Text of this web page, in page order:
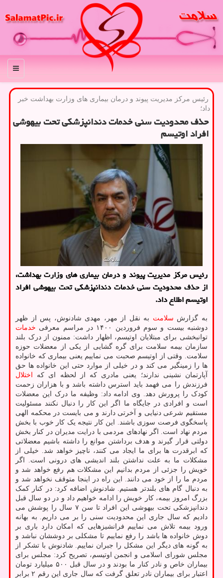
منو
رئیس مركز مدیریت پیوند و درمان بیماری های وزارت بهداشت خبر
داد؛
حذف محدودیت سنی خدمات دندانپزشكی تحت بیهوشی
افراد اوتیسم
رئیس مرکز مدیریت پیوند و درمان بیماری های وزارت بهداشت،
از حذف محدودیت سنی خدمات دندانپزشکی تحت بیهوشی افراد
اوتیسم اطلاع داد.
به گزارش سلامت به نقل از مهر، مهدی شادنوش، پس از ظهر
دوشنبه بیست و سوم فروردین ۱۴۰۰ در مراسم معرفی
خدمات
توانبخشی برای مبتلایان اوتیسم، اظهار داشت: ممنون از درک بلند
سازمان بیمه سلامت برای گره گشایی از یکی از معضلات حوزه
سلامت. وقتی از اوتیسم صحبت می نماییم یعنی بیماری که خانواده
ها را زمینگیر می کند و در خیلی از موارد حتی این خانواده ها حق
آپارتمان نشینی ندارند؛ یعنی مادری که از لحظه ای که اختلال
فرزندش را می فهمد باید استرس داشته باشد و با هزاران زحمت
کودک را پرورش دهد. وی ادامه داد: وظیفه ما درک این معضلات
است و افرادی در جایگاه ما اگر این کار را دنبال نکنند مسئولیت
مستقیم شرعی دنیایی و آخرتی دارند و می بایست در محکمه الهی
پاسخگوی فرصت سوزی باشند. این کار نتیجه یک کار خوب با بخش
مردم نهاد است. اگر نهادهای مردمی با درایت مدیران در کنار بخش
دولتی قرار گیرند و هدف برداشتن موانع را داشته باشیم معضلاتی
که ابرقدرت ها برای ما ایجاد می کنند، ناچیز خواهد شد. خیلی از
مشکلات ما به علت نداشتن بلند اندیشی های درونی است. اگر
خویش را جزئی از مردم بدانیم این مشکلات هم رفع خواهد شد و
مردم ما را از خود می دانند. این راه در اینجا متوقف نخواهد شد و
به دنبال گام های بلندتر هستیم. شادنوش اضافه کرد: در کنار کمک
بزرگ امروز بیمه، کار خویش را ادامه خواهیم داد و در دو سال قبل
دندانپزشکی تحت بیهوشی این افراد تا سن ۷ سال را پوشش می
دادیم که سال جاری این محدودیت سنی را بر می داریم. به بهانه
ورود بیمه تلاش می نماییم فرانشیزهایی که امکان دارد باری بر
دوش خانواده ها باشد را رفع نماییم تا مشکلی بر دوششان نباشد و
به گونه های دیگر این مشکل را جبران نماییم. شادنوش با تشکر از
مجلس شورای اسلامی و انجمن اوتیسم، تصریح کرد: مجلس برای
بیماران خاص و نادر کنار ما بودند و در سال قبل ۵۰۰ میلیارد تومان
اعتبار برای بیماران نادر تعلق گرفت که سال جاری این رقم ۲ برابر